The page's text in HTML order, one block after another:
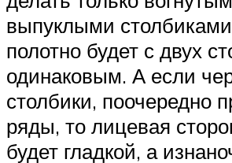
выпуклыми
полотно будет с двух
одинаковым. А если
столбики, поочередно
ряды, то лицевая
будет гладкой, а